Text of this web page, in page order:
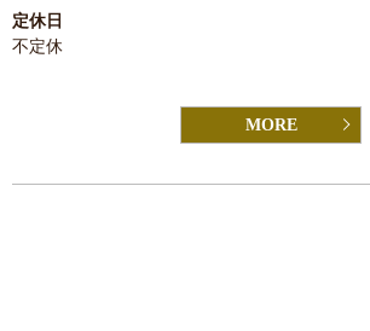
定休日
不定休
MORE